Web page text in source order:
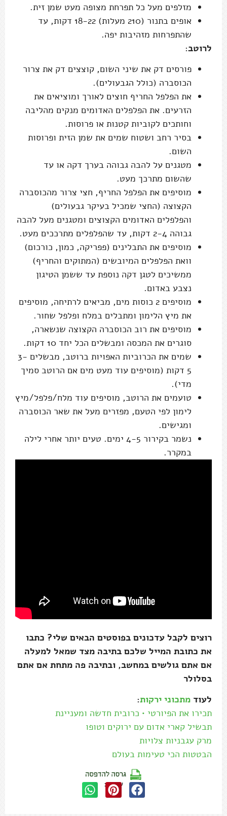
מזלפים מעל כל תפרחת מצופה מעט שמן זית.
אופים בתנור (210 מעלות) 18-22 דקות, עד
שהתפרחות מזהיבות יפה.
לרוטב:
פורסים דק את שיני השום, קוצצים דק את צרור
הכוסברה (כולל הגבעולים).
את הפלפל החריף חוצים לאורך ומוציאים את
הזרעים. את הפלפלים האדומים מנקים מהליבה
וחותכים לקוביות קטנות או פרוסות.
בסיר רחב ושטוח שמים את שמן הזית ופרוסות
השום.
מטגנים על להבה גבוהה בערך דקה או עד
שהשום מתרכך מעט.
מוסיפים את הפלפל החריף, חצי צרור מהכוסברה
הקצוצה (החצי שמכיל בעיקר גבעולים)
והפלפלים האדומים הקצוצים ומטגנים מעל להבה
גבוהה 2-4 דקות, עד שהפלפלים מתרככים מעט.
מוסיפים את התבלינים (פפריקה, כמון, כורכום)
וואת הפלפלים המיובשים (המתוקים והחריף)
ממשיכים לטגן דקה נוספת עד ששמן הטיגון
נצבע באדום.
מוסיפים 2 כוסות מים, מביאים לרתיחה, מוסיפים
את מיץ הלימון ומתבלים במלח ופלפל שחור.
מוסיפים את רוב הכוסברה הקצוצה שנשארה,
סוגרים את המכסה ומבשלים הכל יחד 10 דקות.
שמים את הכרוביות האפויות ברוטב, מבשלים 3-
5 דקות (מוסיפים עוד מעט מים אם הרוטב סמיך
מדי).
טועמים את הרוטב, מוסיפים עוד מלח/פלפל/מיץ
לימון לפי הטעם, מפזרים מעל את שאר הכוסברה
ומגישים.
נשמר בקירור 4-5 ימים. טעים יותר אחרי לילה
במקרר.
רוצים לקבל עדכונים בפוסטים הבאים שלי? כתבו
את כתובת המייל שלכם בתיבה מצד שמאל למעלה
אם אתם גולשים במחשב, ובתיבה פה מתחת אם אתם
בסלולר
לעוד מתכוני ירקות:
תכירו את הפיורטי • כרובית חדשה ומעניינת
תבשיל קארי אדום עם ירוקים וטופו
מרק עגבניות צלויות
הבטטות הכי טעימות בעולם
שתפו: